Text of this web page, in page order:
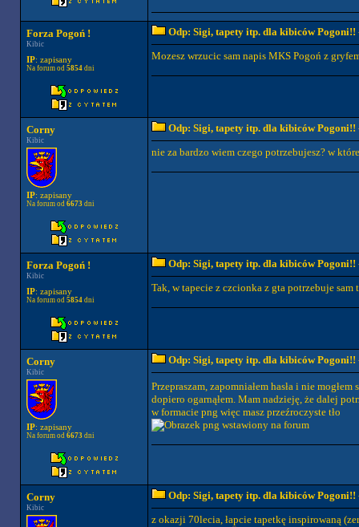
Forza Pogoń !
Kibic
IP: zapisany
Na forum od 5854dni
Odp: Sigi, tapety itp. dla kibiców Pogoni!!
Mozesz wrzucic sam napis MKS Pogoń z
Corny
Kibic
IP: zapisany
Na forum od 6673 dni
Odp: Sigi, tapety itp. dla kibiców Pogoni!!
nie za bardzo wiem czego potrzebujesz? w
Forza Pogoń !
Kibic
IP: zapisany
Na forum od 5854dni
Odp: Sigi, tapety itp. dla kibiców Pogoni!!
Tak, w tapecie z czcionka z gta potrzebuje sam
Corny
Kibic
IP: zapisany
Na forum od 6673 dni
Odp: Sigi, tapety itp. dla kibiców Pogoni!!
Przepraszam, zapomniałem hasła i nie
dopiero ogarnąłem. Mam nadzieję, że dalej
w formacie png więc masz przeźroczyste tło
Corny
Kibic
Odp: Sigi, tapety itp. dla kibiców Pogoni!!
z okazji 70lecia, łapcie tapetkę inspirowaną